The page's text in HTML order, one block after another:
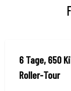
6 Tage, 650
Roller-Tour